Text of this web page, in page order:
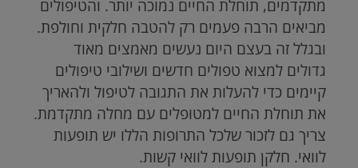
מתקדמים, תוחלת החיים נמוכה יותר. והטיפולים
מביאים הרבה פעמים רק להטבה חלקית וחולפת.
ובגלל זה בעצם היום נעשים מאמצים מאוד
גדולים למצוא טפולים חדשים ושילובי טיפולים
קיימים כדי להעלות את התגובה לטיפול ולהאריך
את תוחלת החיים למטופלים עם מחלה מתקדמת.
צריך גם לזכור שלכל התרופות הללו יש תופעות
לוואי. חלקן תופעות לוואי קשות.